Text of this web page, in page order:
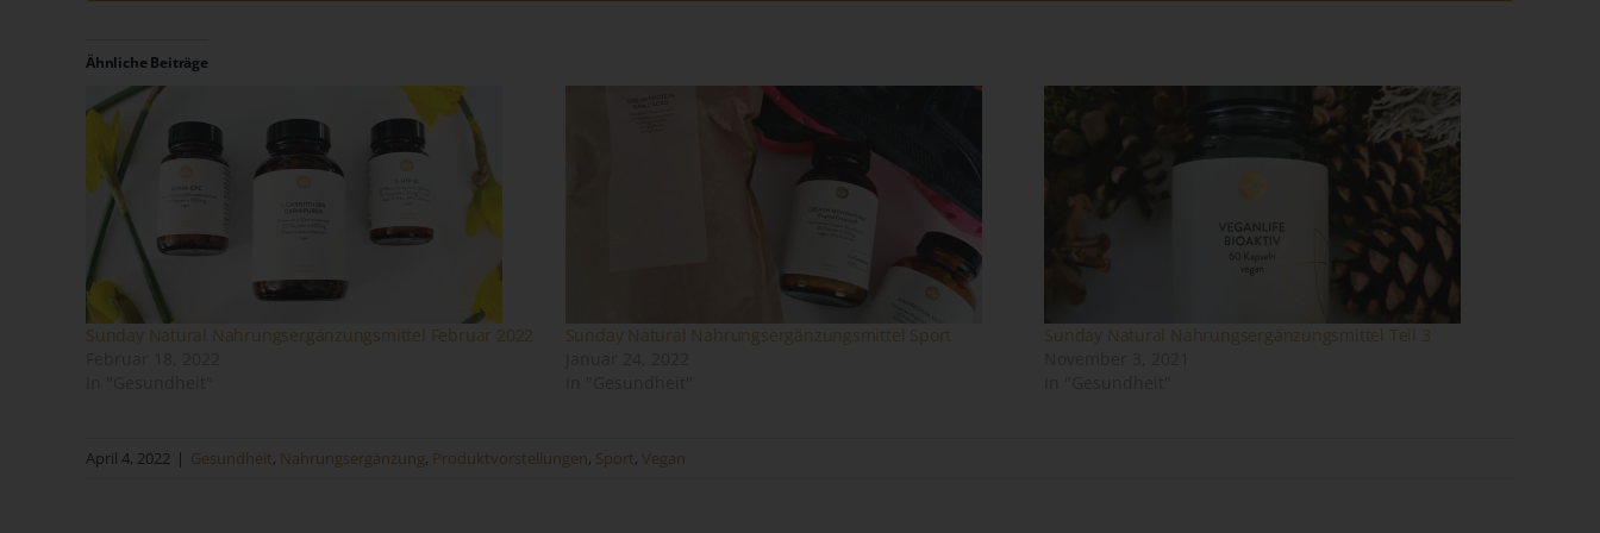
Ähnliche Beiträge
Sunday Natural Nahrungsergänzungsmittel Februar 2022
Sunday Natural Nahrungsergänzungsmittel Sport
Sunday Natural Nahrungsergänzungsmittel Teil 3
April 4, 2022 | Gesundheit, Nahrungsergänzung, Produktvorstellungen, Sport, Vegan
sonstigen eindeutigen bestätigenden Handlung, mit der die betroffene
Person zu verstehen gibt, dass sie mit der Verarbeitung der sie
betreffenden personenbezogenen Daten einverstanden ist.
Name und Anschrift des für die Verarbeitung
Verantwortlicher im Sinne der Datenschutz-Grundverordnung, sonstiger in
den Mitgliedstaaten der Europäischen Union geltenden Datenschutzgesetze
und anderer Bestimmungen mit datenschutzrechtlichem Charakter ist:
73061 Ebersbach an der Fils - Deutschland